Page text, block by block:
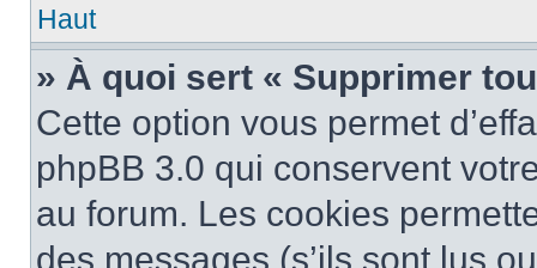
Haut
» À quoi sert « Supprimer
Cette option vous permet
phpBB 3.0 qui conservent
au forum. Les cookies
des messages (s’ils sont lus